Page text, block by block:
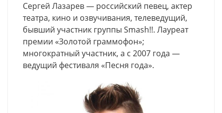
Сергей Лазарев — российский певец, актер
театра, кино и озвучивания, телеведущий,
бывший участник группы Smash!!. Лауреат
премии «Золотой граммофон»;
многократный участник, а с 2007 года —
ведущий фестиваля «Песня года».